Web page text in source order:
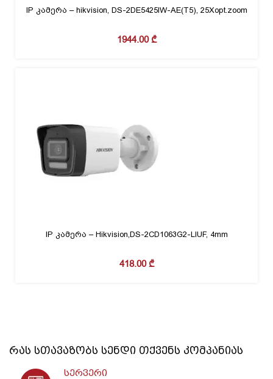
IP კამერა – hikvision, DS-2DE5425IW-AE(T5), 25Xopt.zoom
1944.00₾
IP კამერა – Hikvision,DS-2CD1063G2-LIUF, 4mm
418.00₾
რას სთავაზობს სენდი თქვენს კომპანიას
სერვერი